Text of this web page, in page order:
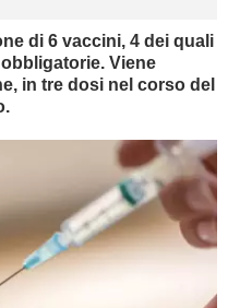
di 6 vaccini, 4 dei quali
Viene
in tre dosi nel corso del